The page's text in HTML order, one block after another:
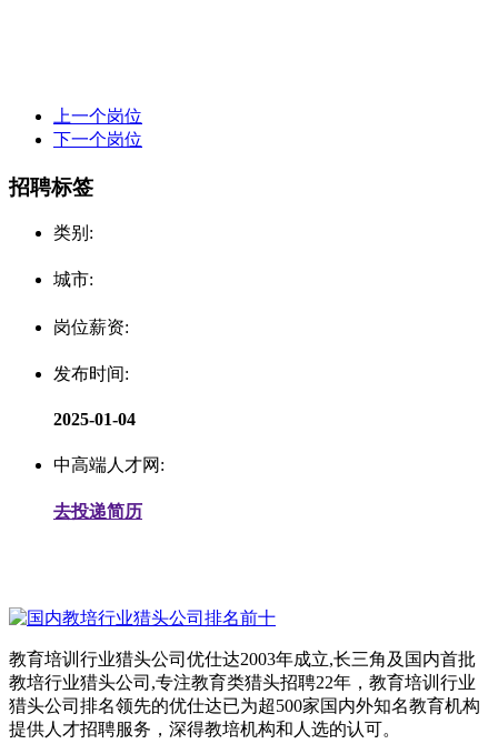
上一个岗位
下一个岗位
招聘标签
类别:
城市:
岗位薪资:
发布时间:
2025-01-04
中高端人才网:
去投递简历
教育培训行业猎头公司优仕达2003年成立,长三角及国内首批
教培行业猎头公司,专注教育类猎头招聘22年，教育培训行业
猎头公司排名领先的优仕达已为超500家国内外知名教育机构
提供人才招聘服务，深得教培机构和人选的认可。